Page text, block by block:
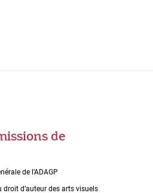
de
de l’ADAGP
droit dʼauteur des arts visuels